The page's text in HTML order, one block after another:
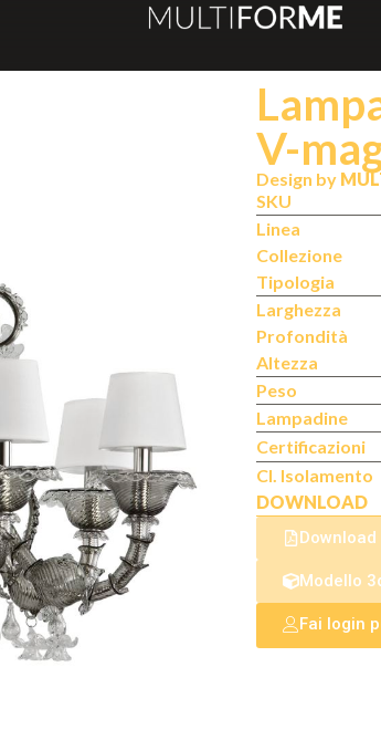
V-
Design by
SKU
Linea
Collezione
Tipologia
Larghezza
Profondità
Altezza
Peso
Lampadine
Certificazioni
Cl. Isolamento
DOWNLOAD
Modello
Fai login